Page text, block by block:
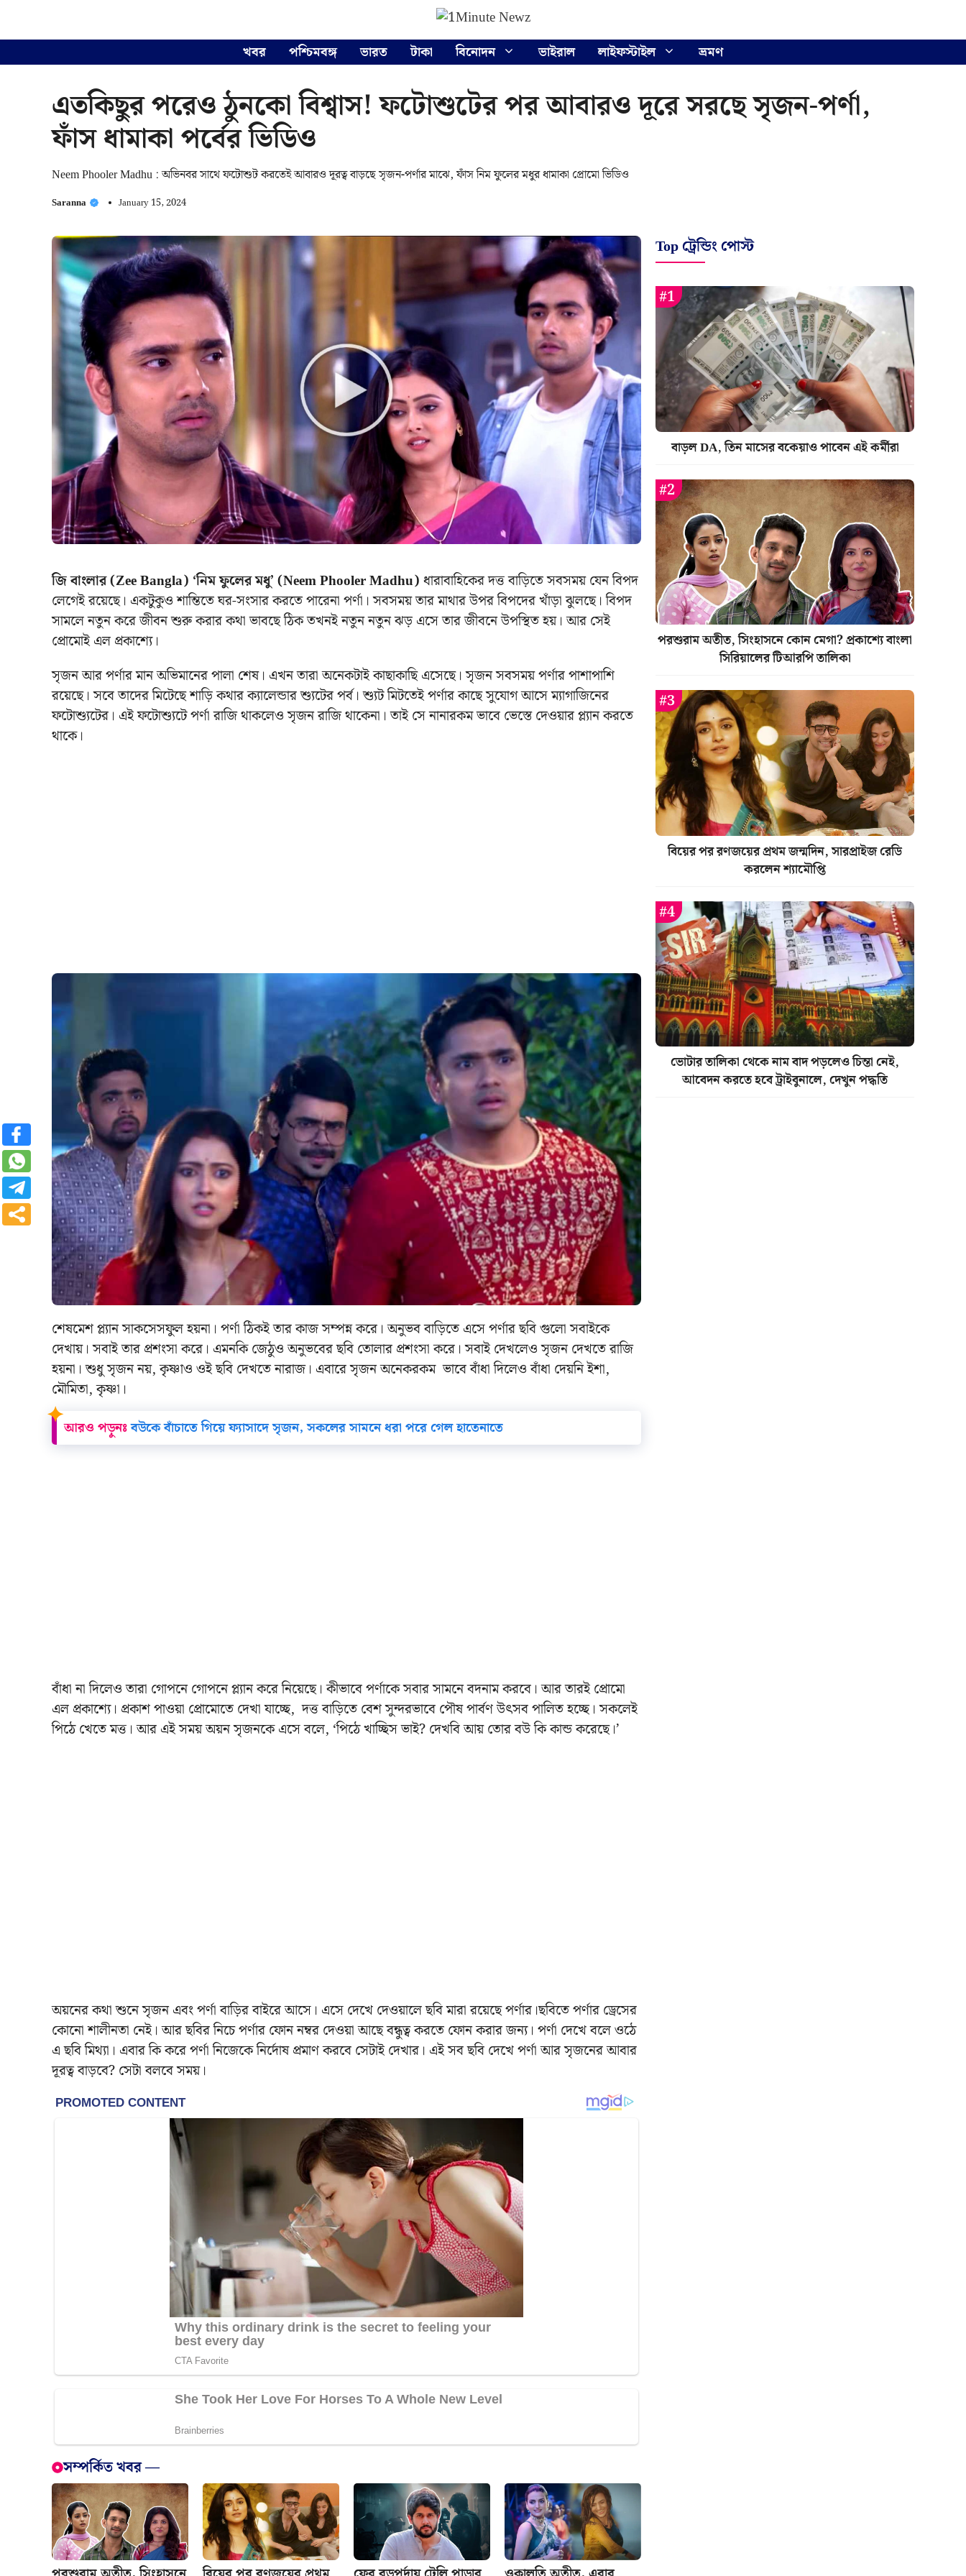
খবর পশ্চিমবঙ্গ ভারত টাকা বিনোদন ভাইরাল লাইফস্টাইল ভ্রমণ
এতকিছুর পরেও ঠুনকো বিশ্বাস! ফটোশুটের পর আবারও দূরে সরছে সৃজন-পর্ণা,
ফাঁস ধামাকা পর্বের ভিডিও
Neem Phooler Madhu : অভিনবর সাথে ফটোশুট করতেই আবারও দূরত্ব বাড়ছে সৃজন-পর্ণার মাঝে, ফাঁস নিম ফুলের মধুর ধামাকা প্রোমো ভিডিও
Saranna January 15, 2024
জি বাংলার (Zee Bangla) ‘নিম ফুলের মধু’ (Neem Phooler Madhu)ধারাবাহিকের দত্ত বাড়িতে সবসময় যেন বিপদ
লেগেই রয়েছে। একটুকুও শান্তিতে ঘর-সংসার করতে পারেনা পর্ণা। সবসময় তার মাথার উপর বিপদের খাঁড়া ঝুলছে। বিপদ
সামলে নতুন করে জীবন শুরু করার কথা ভাবছে ঠিক তখনই নতুন নতুন ঝড় এসে তার জীবনে উপস্থিত হয়। আর সেই
প্রোমোই এল প্রকাশ্যে।
সৃজন আর পর্ণার মান অভিমানের পালা শেষ। এখন তারা অনেকটাই কাছাকাছি এসেছে। সৃজন সবসময় পর্ণার পাশাপাশি
রয়েছে। সবে তাদের মিটেছে শাড়ি কথার ক্যালেন্ডার শ্যুটের পর্ব। শ্যুট মিটতেই পর্ণার কাছে সুযোগ আসে ম্যাগাজিনের
ফটোশ্যুটের। এই ফটোশ্যুটে পর্ণা রাজি থাকলেও সৃজন রাজি থাকেনা। তাই সে নানারকম ভাবে ভেস্তে দেওয়ার প্ল্যান করতে
থাকে।
শেষমেশ প্ল্যান সাকসেসফুল হয়না। পর্ণা ঠিকই তার কাজ সম্পন্ন করে। অনুভব বাড়িতে এসে পর্ণার ছবি গুলো সবাইকে
দেখায়। সবাই তার প্রশংসা করে। এমনকি জেঠুও অনুভবের ছবি তোলার প্রশংসা করে। সবাই দেখলেও সৃজন দেখতে রাজি
হয়না। শুধু সৃজন নয়, কৃষ্ণাও ওই ছবি দেখতে নারাজ। এবারে সৃজন অনেকরকম ভাবে বাঁধা দিলেও বাঁধা দেয়নি ইশা,
মৌমিতা, কৃষ্ণা।
আরও পড়ুনঃবউকে বাঁচাতে গিয়ে ফ্যাসাদে সৃজন, সকলের সামনে ধরা পরে গেল হাতেনাতে
বাঁধা না দিলেও তারা গোপনে গোপনে প্ল্যান করে নিয়েছে। কীভাবে পর্ণাকে সবার সামনে বদনাম করবে। আর তারই প্রোমো
এল প্রকাশ্যে। প্রকাশ পাওয়া প্রোমোতে দেখা যাচ্ছে, দত্ত বাড়িতে বেশ সুন্দরভাবে পৌষ পার্বণ উৎসব পালিত হচ্ছে। সকলেই
পিঠে খেতে মত্ত।আর এই সময় অয়ন সৃজনকে এসে বলে, ‘পিঠে খাচ্ছিস ভাই? দেখবি আয় তোর বউ কি কান্ড করেছে।’
অয়নের কথা শুনে সৃজন এবং পর্ণা বাড়ির বাইরে আসে। এসে দেখে দেওয়ালে ছবি মারা রয়েছে পর্ণার।ছবিতে পর্ণার ড্রেসের
কোনো শালীনতা নেই। আর ছবির নিচে পর্ণার ফোন নম্বর দেওয়া আছে বন্ধুত্ব করতে ফোন করার জন্য। পর্ণা দেখে বলে ওঠে
এ ছবি মিথ্যা। এবার কি করে পর্ণা নিজেকে নির্দোষ প্রমাণ করবে সেটাই দেখার। এই সব ছবি দেখে পর্ণা আর সৃজনের আবার
দূরত্ব বাড়বে? সেটা বলবে সময়।
সম্পর্কিত খবর —
Top ট্রেন্ডিং পোস্ট
বাড়ল DA, তিন মাসের বকেয়াও পাবেন এই কর্মীরা
পরশুরাম অতীত, সিংহাসনে কোন মেগা? প্রকাশ্যে বাংলা
সিরিয়ালের টিআরপি তালিকা
বিয়ের পর রণজয়ের প্রথম জন্মদিন, সারপ্রাইজ রেডি
করলেন শ্যামৌপ্তি
ভোটার তালিকা থেকে নাম বাদ পড়লেও চিন্তা নেই,
আবেদন করতে হবে ট্রাইবুনালে, দেখুন পদ্ধতি